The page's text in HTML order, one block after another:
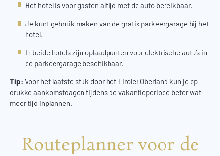
Het hotel is voor gasten altijd met de auto bereikbaar.
Je kunt gebruik maken van de gratis parkeergarage bij het
hotel.
In beide hotels zijn oplaadpunten voor elektrische auto’s in
de parkeergarage beschikbaar.
Tip: Voor het laatste stuk door het Tiroler Oberland kun je op
drukke aankomstdagen tijdens de vakantieperiode beter wat
meer tijd inplannen.
Routeplanner voor de